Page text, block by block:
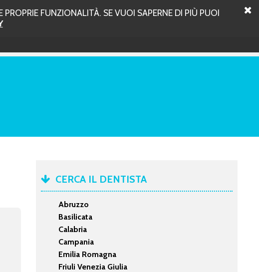
FUNZIONALITÀ. SE VUOI SAPERNE DI PIÙ PUOI
CERCA IL DENTISTA
Abruzzo
Basilicata
Calabria
Campania
Emilia Romagna
Friuli Venezia Giulia